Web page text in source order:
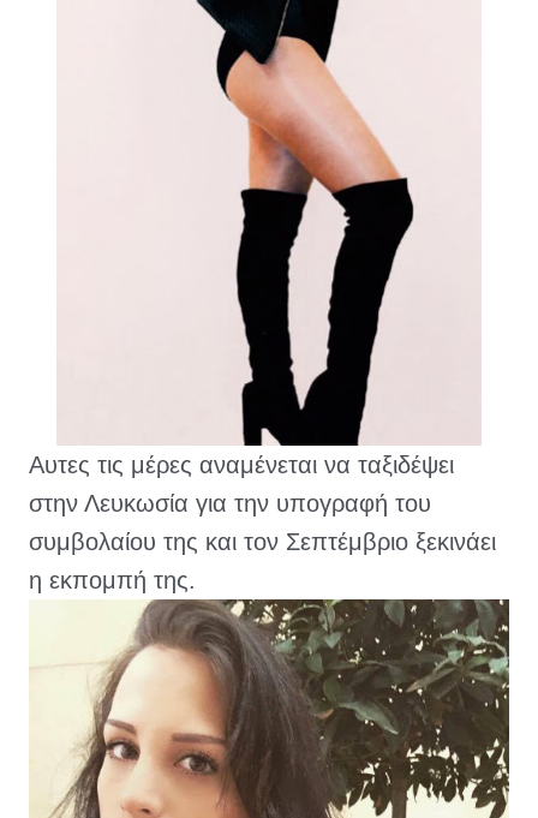
Αυτες τις μέρες αναμένεται να ταξιδέψει
στην Λευκωσία για την υπογραφή του
συμβολαίου της και τον Σεπτέμβριο ξεκινάει
η εκπομπή της.